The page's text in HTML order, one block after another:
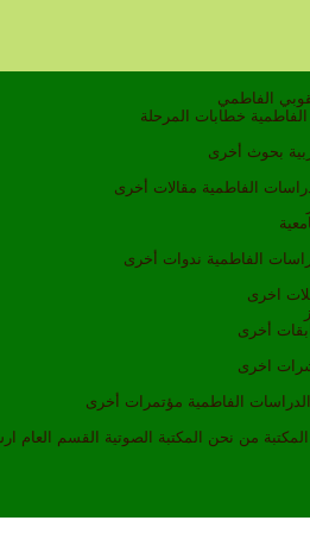
الفاطمي
خطابات المرحلة
بحوث أخرى
الفاطمية مقالات أخرى
الفاطمية ندوات أخرى
اخرى
أخرى
اخرى
الفاطمية مؤتمرات أخرى
المكتبة من نحن المكتبة الصوتية القسم العام